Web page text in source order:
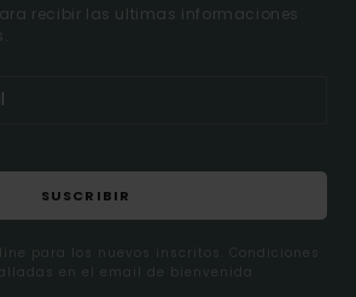
recibir las ultimas informaciones
SUSCRIBIR
para los nuevos inscritos. Condiciones
en el email de bienvenida